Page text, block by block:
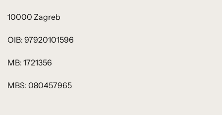
10000 Zagreb
OIB: 97920101596
MB: 1721356
MBS: 080457965